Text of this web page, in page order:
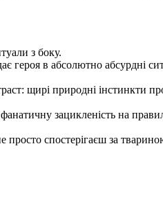
з боку.
в абсолютно абсурдні
щирі природні інстинкти
зацикленість на
спостерігаєш за